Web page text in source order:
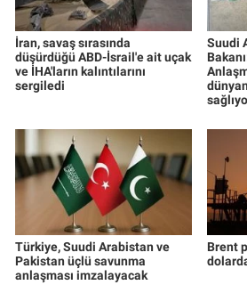
İran, savaş sırasında
düşürdüğü ABD-İsrail'e ait uçak
ve İHA'ların kalıntılarını
sergiledi
Suudi
Türkiye, Suudi Arabistan ve
Pakistan üçlü savunma
anlaşması imzalayacak
Brent